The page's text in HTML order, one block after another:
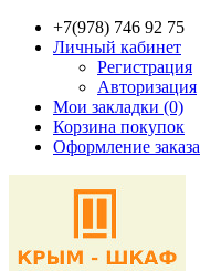
+7(978) 746 92 75
Личный кабинет
Регистрация
Авторизация
Мои закладки (0)
Корзина покупок
Оформление заказа